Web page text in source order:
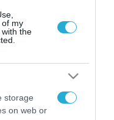
of my
the
storage
on web or
και